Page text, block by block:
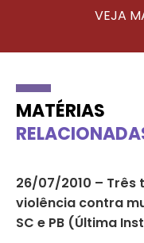
VEJA
MATÉRIAS
26/07/2010 – Três
violência contra
SC e PB (Última